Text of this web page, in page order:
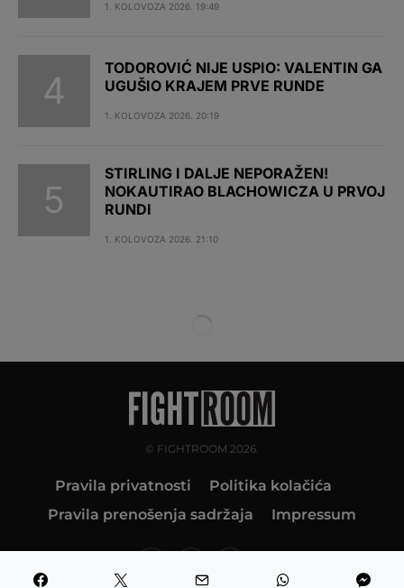
1. KOLOVOZA 2026. 19:49
TODOROVIĆ NIJE USPIO: VALENTIN GA
UGUŠIO KRAJEM PRVE RUNDE
1. KOLOVOZA 2026. 20:19
STIRLING I DALJE NEPORAŽEN!
NOKAUTIRAO BLACHOWICZA U PRVOJ
RUNDI
1. KOLOVOZA 2026. 21:10
© FIGHTROOM 2026.
Pravila privatnosti
Politika kolačića
Pravila prenošenja sadržaja
Impressum